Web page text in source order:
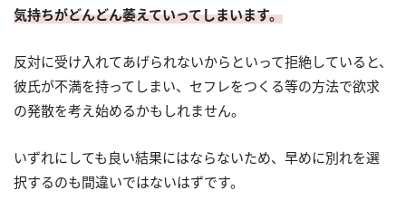
気持ちがどんどん萎えていってしまいます。
反対に受け入れてあげられないからといって拒絶していると、
彼氏が不満を持ってしまい、セフレをつくる等の方法で欲求
の発散を考え始めるかもしれません。
いずれにしても良い結果にはならないため、早めに別れを選
択するのも間違いではないはずです。